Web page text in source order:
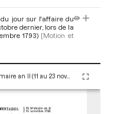
jour sur l'affaire du
dernier, lors de la
1793) [Motion et
Tome LXXIX - Du 21 brumaire au 3 frimaire an II (11 au 23 novembre 1793)